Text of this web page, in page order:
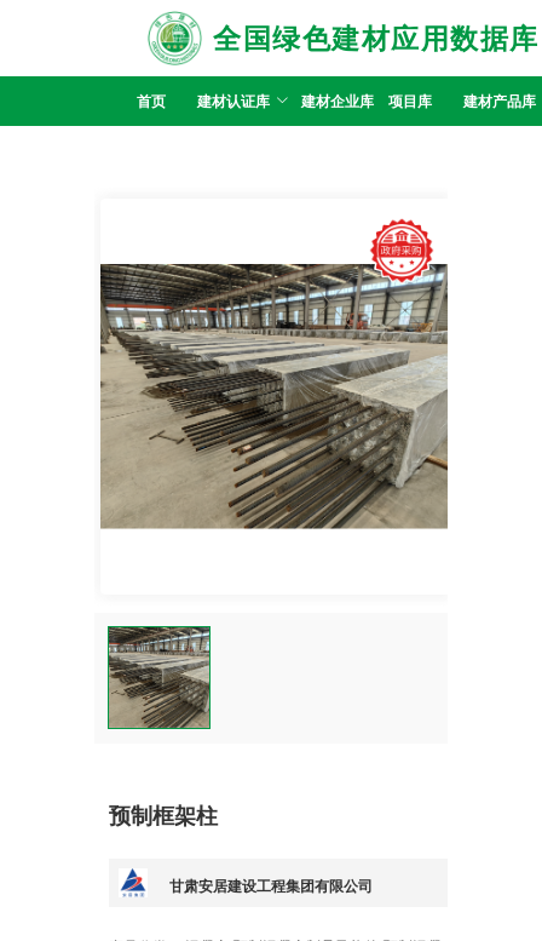
全国绿色建材应用数据库
首页 建材认证库 建材企业库 项目库 建材产品库
预制框架柱
甘肃安居建设工程集团有限公司